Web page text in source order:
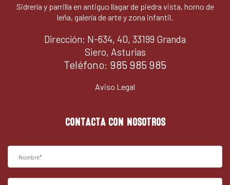
Sidrería y parrilla en antiguo llagar de piedra vista, horno de
leña, galería de arte y zona infantil.
Dirección: N-634, 40, 33199 Granda
Siero, Asturias
Teléfono: 985 985 985
Aviso Legal
CONTACTA CON NOSOTROS